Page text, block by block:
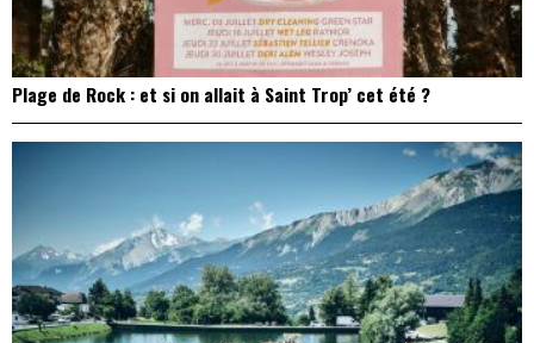
Plage de Rock : et si on allait à Saint Trop’ cet été ?